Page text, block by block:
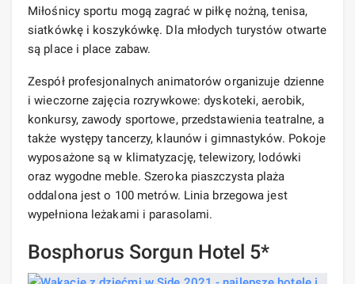
Miłośnicy sportu mogą zagrać w piłkę nożną, tenisa,
siatkówkę i koszykówkę. Dla młodych turystów otwarte
są place i place zabaw.
Zespół profesjonalnych animatorów organizuje dzienne
i wieczorne zajęcia rozrywkowe: dyskoteki, aerobik,
konkursy, zawody sportowe, przedstawienia teatralne, a
także występy tancerzy, klaunów i gimnastyków. Pokoje
wyposażone są w klimatyzację, telewizory, lodówki
oraz wygodne meble. Szeroka piaszczysta plaża
oddalona jest o 100 metrów. Linia brzegowa jest
wypełniona leżakami i parasolami.
Bosphorus Sorgun Hotel 5*